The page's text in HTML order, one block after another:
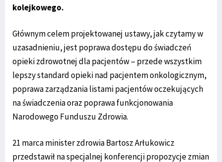
kolejkowego.
Głównym celem projektowanej ustawy, jak czytamy w
uzasadnieniu, jest poprawa dostępu do świadczeń
opieki zdrowotnej dla pacjentów – przede wszystkim
lepszy standard opieki nad pacjentem onkologicznym,
poprawa zarządzania listami pacjentów oczekujących
na świadczenia oraz poprawa funkcjonowania
Narodowego Funduszu Zdrowia.
21 marca minister zdrowia Bartosz Arłukowicz
przedstawił na specjalnej konferencji propozycje zmian